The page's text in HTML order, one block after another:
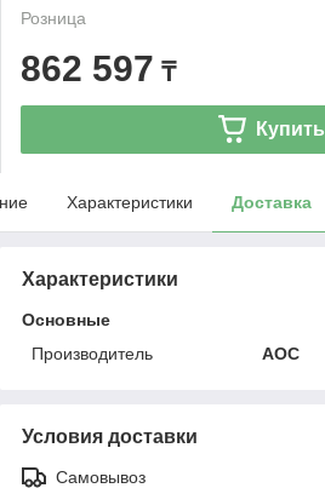
Розница
862 597 ₸
Купить
Характеристики Доставка
Характеристики
Основные
Производитель
AOC
Условия доставки
Самовывоз